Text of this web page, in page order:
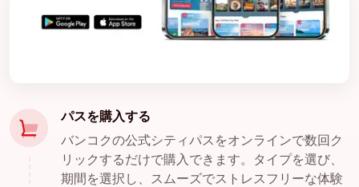
パスを購入する
バンコクの公式シティパスをオンラインで数回ク
リックするだけで購入できます。タイプを選び、
期間を選択し、スムーズでストレスフリーな体験